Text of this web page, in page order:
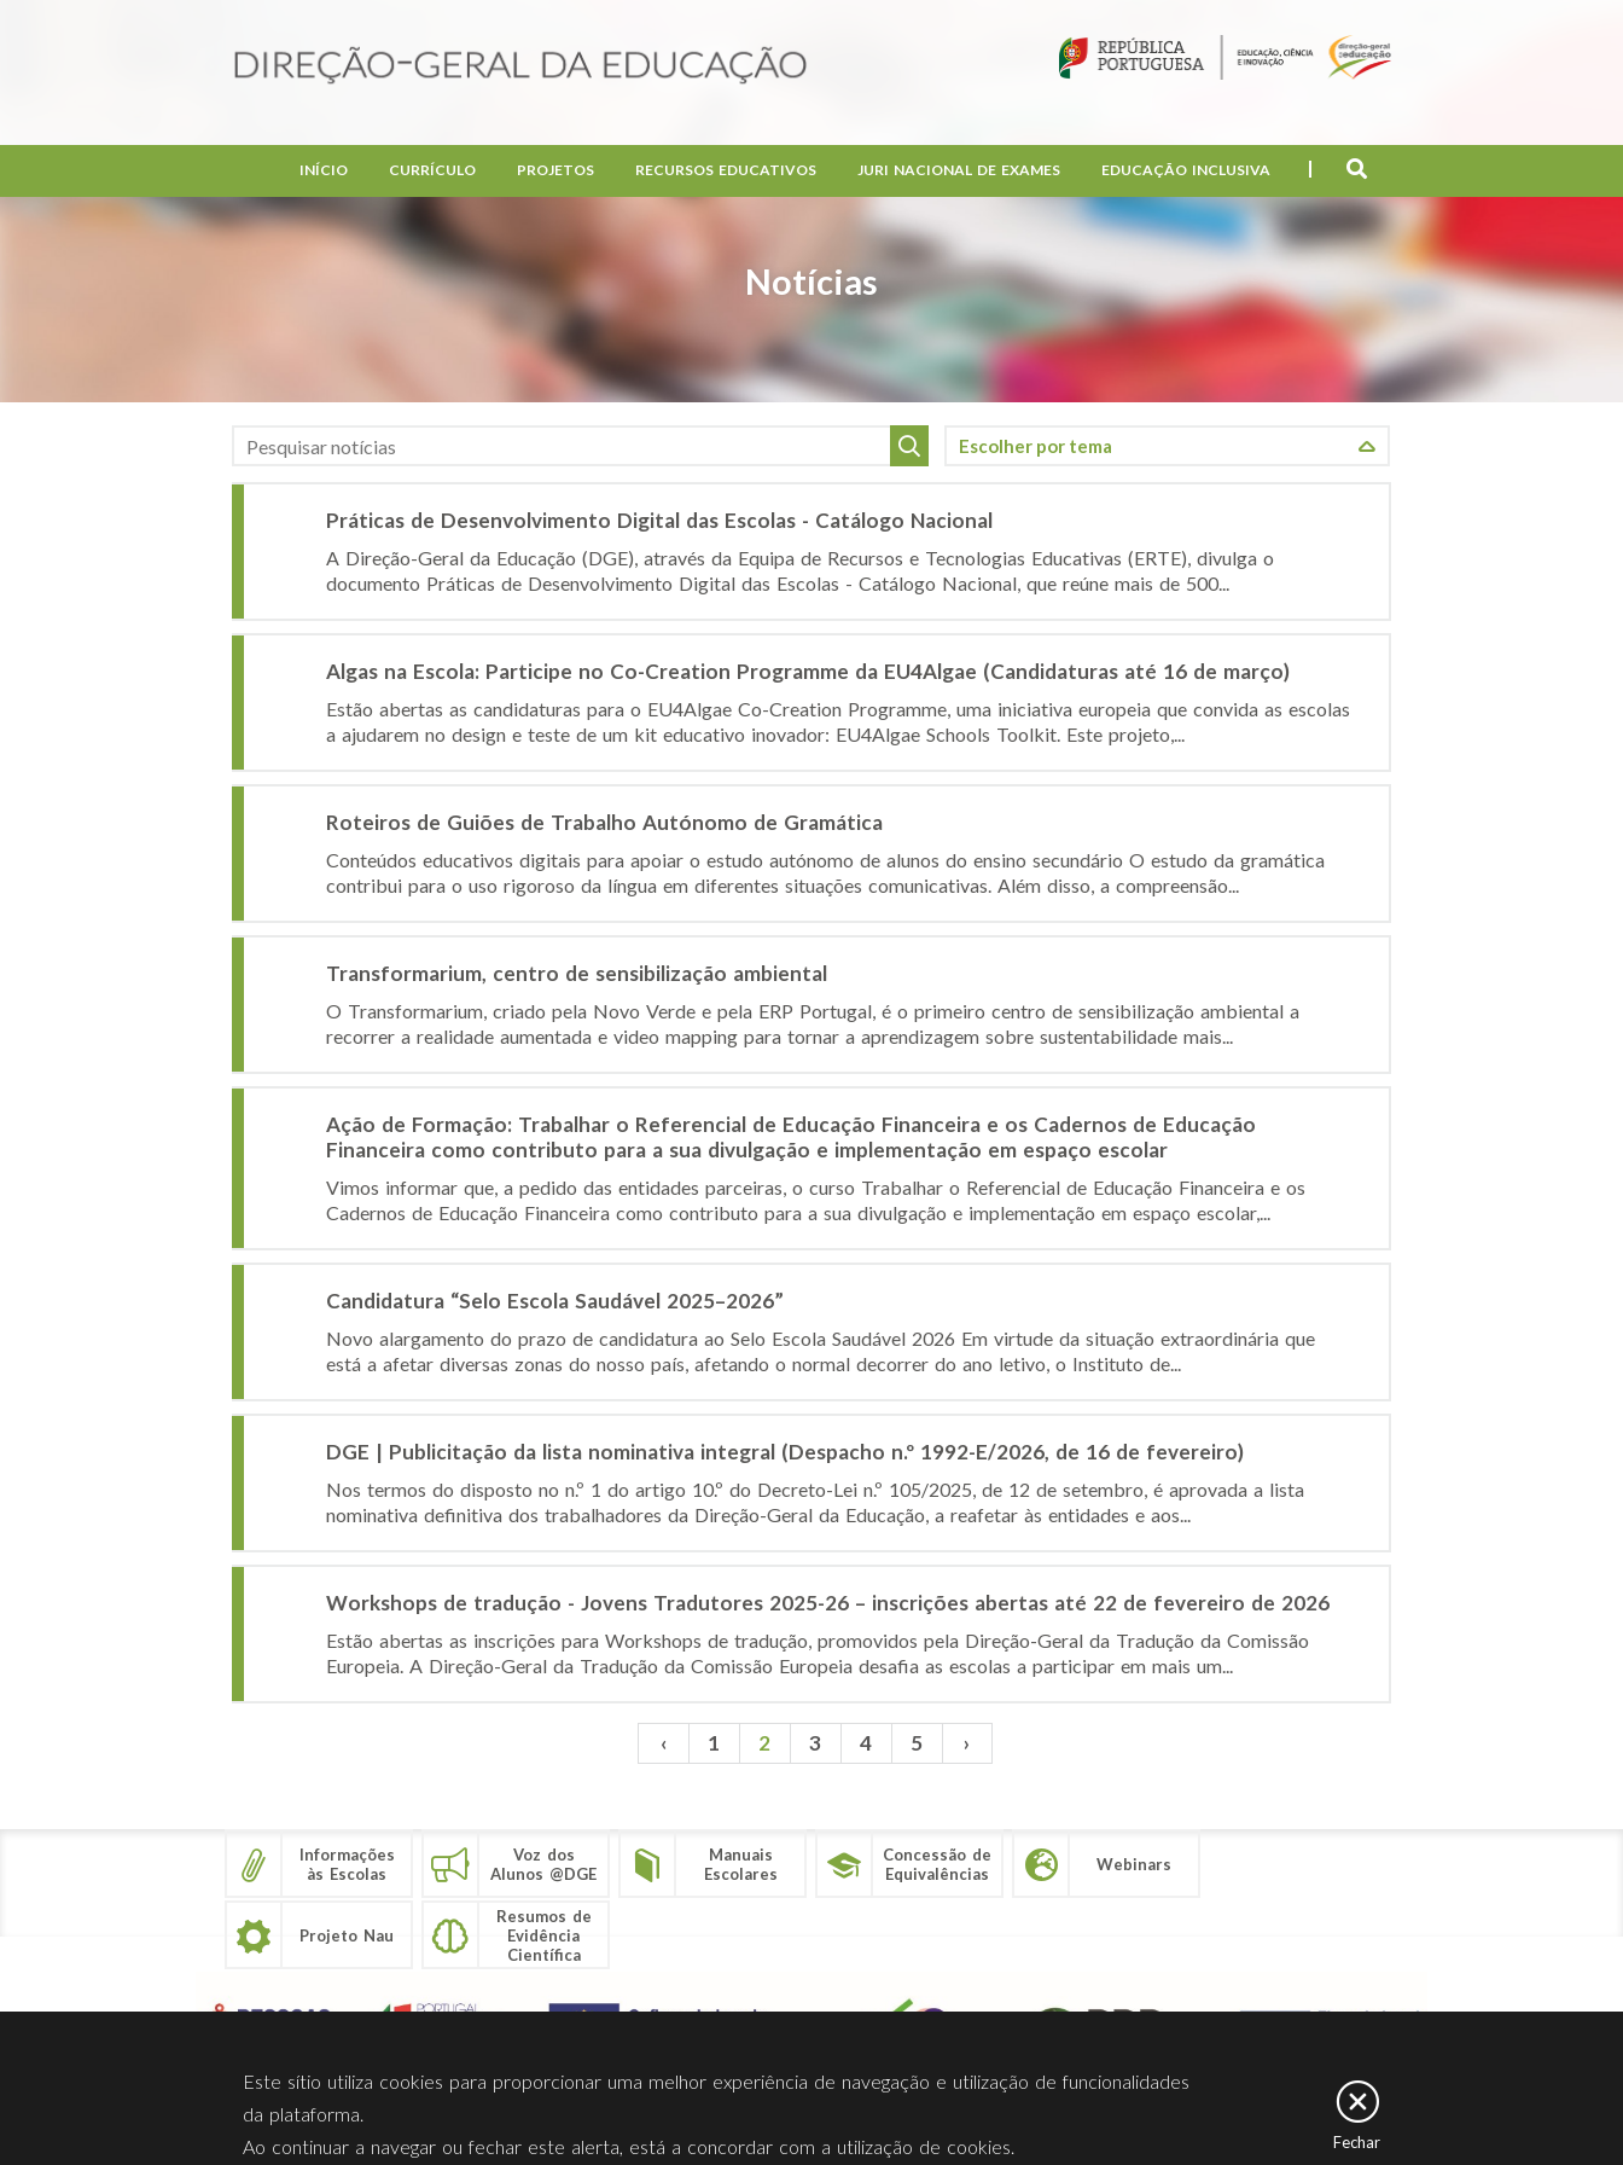
Notícias
INÍCIO CURRÍCULO PROJETOS RECURSOS EDUCATIVOS JURI NACIONAL DE EXAMES EDUCAÇÃO INCLUSIVA
Práticas de Desenvolvimento Digital das Escolas - Catálogo Nacional
A Direção-Geral da Educação (DGE), através da Equipa de Recursos e Tecnologias Educativas (ERTE), divulga o
documento Práticas de Desenvolvimento Digital das Escolas - Catálogo Nacional, que reúne mais de 500...
Algas na Escola: Participe no Co-Creation Programme da EU4Algae (Candidaturas até 16 de março)
Estão abertas as candidaturas para o EU4Algae Co-Creation Programme, uma iniciativa europeia que convida as escolas
a ajudarem no design e teste de um kit educativo inovador: EU4Algae Schools Toolkit. Este projeto,...
Roteiros de Guiões de Trabalho Autónomo de Gramática
Conteúdos educativos digitais para apoiar o estudo autónomo de alunos do ensino secundário O estudo da gramática
contribui para o uso rigoroso da língua em diferentes situações comunicativas. Além disso, a compreensão...
Transformarium, centro de sensibilização ambiental
O Transformarium, criado pela Novo Verde e pela ERP Portugal, é o primeiro centro de sensibilização ambiental a
recorrer a realidade aumentada e video mapping para tornar a aprendizagem sobre sustentabilidade mais...
Ação de Formação: Trabalhar o Referencial de Educação Financeira e os Cadernos de Educação
Financeira como contributo para a sua divulgação e implementação em espaço escolar
Vimos informar que, a pedido das entidades parceiras, o curso Trabalhar o Referencial de Educação Financeira e os
Cadernos de Educação Financeira como contributo para a sua divulgação e implementação em espaço escolar,...
Candidatura “Selo Escola Saudável 2025–2026”
Novo alargamento do prazo de candidatura ao Selo Escola Saudável 2026 Em virtude da situação extraordinária que
está a afetar diversas zonas do nosso país, afetando o normal decorrer do ano letivo, o Instituto de...
DGE | Publicitação da lista nominativa integral (Despacho n.º 1992-E/2026, de 16 de fevereiro)
Nos termos do disposto no n.º 1 do artigo 10.º do Decreto-Lei n.º 105/2025, de 12 de setembro, é aprovada a lista
nominativa definitiva dos trabalhadores da Direção-Geral da Educação, a reafetar às entidades e aos...
Workshops de tradução - Jovens Tradutores 2025-26 – inscrições abertas até 22 de fevereiro de 2026
Estão abertas as inscrições para Workshops de tradução, promovidos pela Direção-Geral da Tradução da Comissão
Europeia. A Direção-Geral da Tradução da Comissão Europeia desafia as escolas a participar em mais um...
‹ 1 2 3 4 5 ›
Informações
às Escolas
Voz dos
Alunos @DGE
Manuais
Escolares
Concessão de
Equivalências
Webinars
Projeto Nau
Resumos de
Evidência
Científica
Sobre Nós Privacidade Termos Utilização Contactos Ligações Facebook
Este sítio utiliza cookies para proporcionar uma melhor experiência de navegação e utilização de funcionalidades
da plataforma.
Ao continuar a navegar ou fechar este alerta, está a concordar com a utilização de cookies.
Fechar